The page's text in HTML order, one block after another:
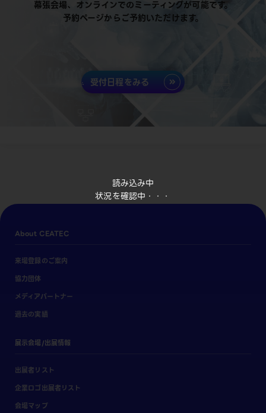
読み込み中
状況を確認中・・・
幕張会場、オンラインでのミーティングが可能です。
予約ページからご予約いただけます。
受付日程をみる
About CEATEC
来場登録のご案内
協力団体
メディアパートナー
過去の実績
展示会場/出展情報
出展者リスト
企業ロゴ出展者リスト
会場マップ